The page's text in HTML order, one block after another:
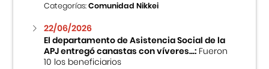
Categorías:Comunidad Nikkei
22/06/2026
El departamento de Asistencia Social de la
APJ entregó canastas con víveres...:Fueron
10 los beneficiarios